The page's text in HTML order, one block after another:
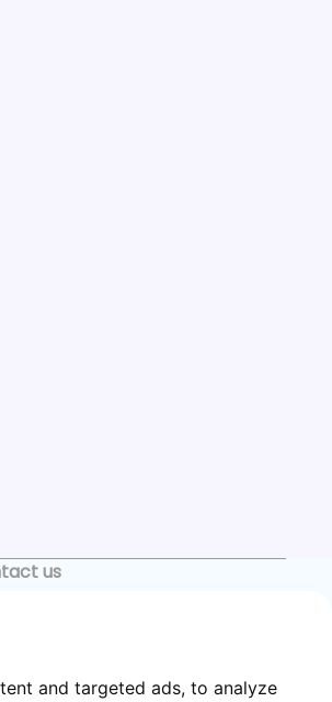
and targeted ads, to analyze
us